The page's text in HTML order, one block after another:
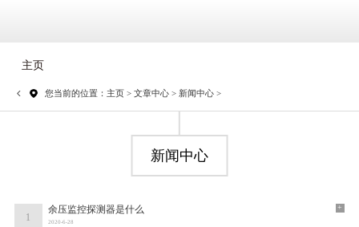
主页
您当前的位置： 主页> 文章中心> 新闻中心>
新闻中心
1
余压监控探测器是什么
2020-6-28
+